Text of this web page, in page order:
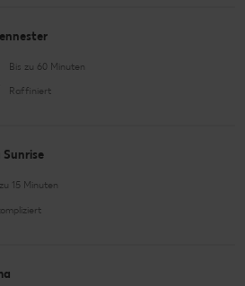
Bis zu 60 Minuten
Raffiniert
Sunrise
15 Minuten